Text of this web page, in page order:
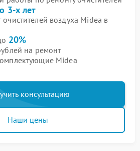
3-х лет
воздуха Midea в
20%
на ремонт
Midea
консультацию
Наши цены